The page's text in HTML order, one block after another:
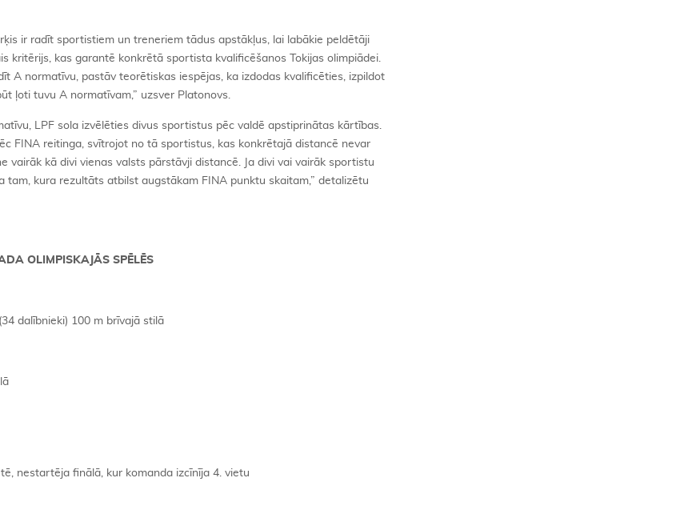
ir radīt sportistiem un treneriem tādus apstākļus, lai labākie peldētāji
kritērijs, kas garantē konkrētā sportista kvalificēšanos Tokijas olimpiādei.
A normatīvu, pastāv teorētiskas iespējas, ka izdodas kvalificēties, izpildot
ļoti tuvu A normatīvam,” uzsver Platonovs.
LPF sola izvēlēties divus sportistus pēc valdē apstiprinātas kārtības.
FINA reitinga, svītrojot no tā sportistus, kas konkrētajā distancē nevar
vairāk kā divi vienas valsts pārstāvji distancē. Ja divi vai vairāk sportistu
tam, kura rezultāts atbilst augstākam FINA punktu skaitam,” detalizētu
OLIMPISKAJĀS SPĒLĒS
dalībnieki) 100 m brīvajā stilā
nestartēja finālā, kur komanda izcīnīja 4. vietu